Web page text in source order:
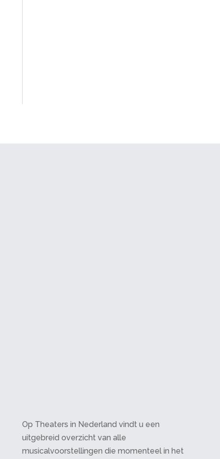
Op Theaters in Nederland vindt u een
uitgebreid overzicht van alle
musicalvoorstellingen die momenteel in het